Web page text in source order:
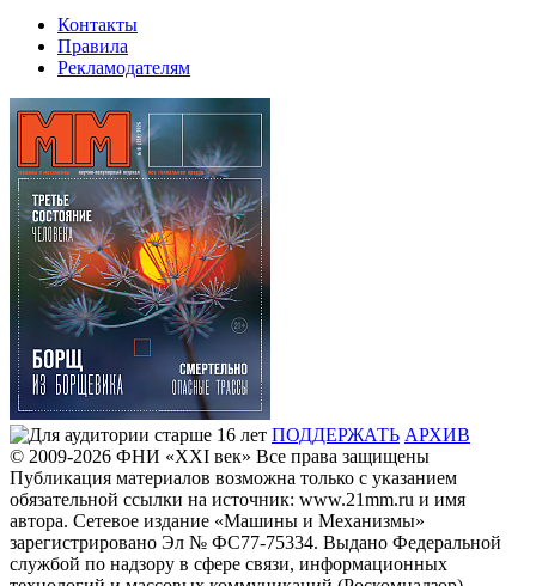
Контакты
Правила
Рекламодателям
ПОДДЕРЖАТЬ АРХИВ
© 2009-2026 ФHИ «XXI век» Все права защищены
Публикация материалов возможна только с указанием
обязательной ссылки на источник: www.21mm.ru и имя
автора. Сетевое издание «Машины и Механизмы»
зарегистрировано Эл № ФС77-75334. Выдано Федеральной
службой по надзору в сфере связи, информационных